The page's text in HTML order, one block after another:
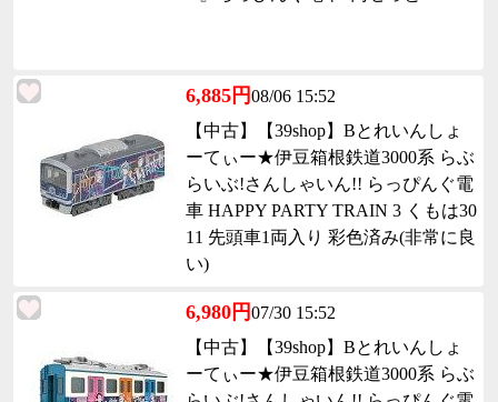
6,885円08/06 15:52
【中古】【39shop】Bとれいんしょ
ーてぃー★伊豆箱根鉄道3000系 らぶ
らいぶ!さんしゃいん!! らっぴんぐ電
車 HAPPY PARTY TRAIN 3 くもは30
11 先頭車1両入り 彩色済み(非常に良
い)
6,980円07/30 15:52
【中古】【39shop】Bとれいんしょ
ーてぃー★伊豆箱根鉄道3000系 らぶ